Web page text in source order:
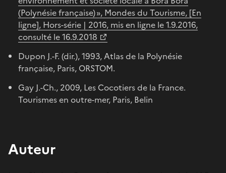
(Polynésie française) », Mondes du Tourisme, [En
ligne], Hors-série | 2016, mis en ligne le 1.9.2016,
consulté le 16.9.2018
Dupon J.-F. (dir.), 1993, Atlas de la Polynésie
française, Paris, ORSTOM.
Gay J.-Ch., 2009, Les Cocotiers de la France.
Tourismes en outre-mer, Paris, Belin
Auteur